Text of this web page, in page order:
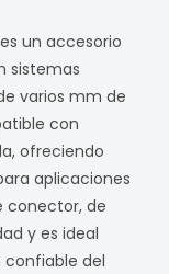
es un accesorio
sistemas
varios mm de
con
ofreciendo
aplicaciones
conector, de
y es ideal
confiable del